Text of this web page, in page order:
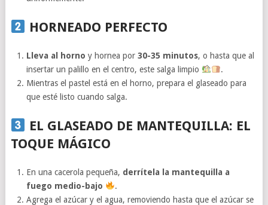
HORNEADO PERFECTO
Lleva al horno y hornea por30-35 minutos, o hasta que al
insertar un palillo en el centro, este salga limpio
.
Mientras el pastel está en el horno, prepara el glaseado para
que esté listo cuando salga.
EL GLASEADO DE MANTEQUILLA: EL
TOQUE MÁGICO
En una cacerola pequeña, derrítela la mantequilla a
fuego medio-bajo
.
Agrega el azúcar y el agua, removiendo hasta que el azúcar se